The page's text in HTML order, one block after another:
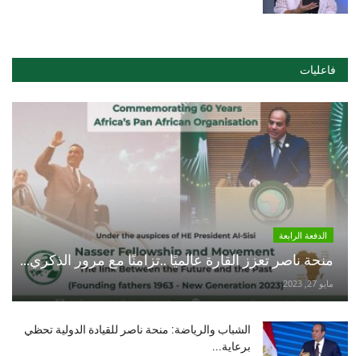
فاعليات
الدفعة الرابعة
منحة ناصر تعزز القارة عالميًا ..تزامنًا مع مرور الذكري...
مايو 27, 2023
الشباب والرياضة: منحة ناصر للقيادة الدولية تحظي
برعاية...